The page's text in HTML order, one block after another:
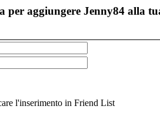
per aggiungere Jenny84 alla
l'inserimento in Friend List